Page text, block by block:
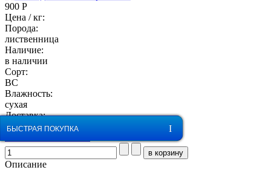
900 Р
Цена / кг:
Порода:
лиственница
Наличие:
в наличии
Сорт:
BC
Влажность:
сухая
Доставка:
сегодня
Описание
ОБРАТНЫЙ ЗВОНОК
БЫСТРАЯ ПОКУПКА